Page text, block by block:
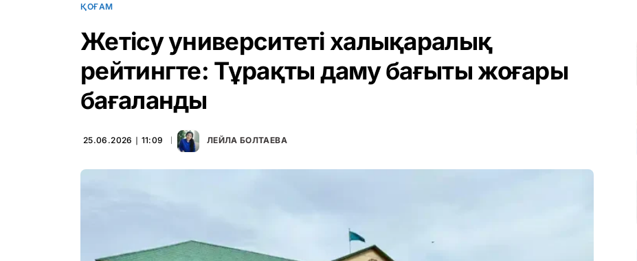
ҚОҒАМ
Жетісу университеті халықаралық
рейтингте: Тұрақты даму бағыты жоғары
бағаланды
25.06.2026 ∣ 11:09 ЛЕЙЛА БОЛТАЕВА